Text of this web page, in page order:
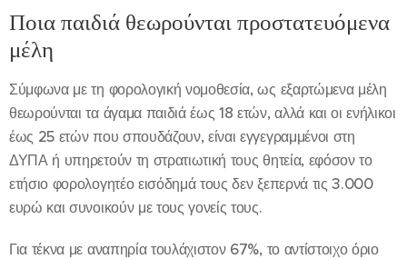
Ποια παιδιά θεωρούνται προστατευόμενα
μέλη
Σύμφωνα με τη φορολογική νομοθεσία, ως εξαρτώμενα μέλη
θεωρούνται τα άγαμα παιδιά έως 18 ετών, αλλά και οι ενήλικοι
έως 25 ετών που σπουδάζουν, είναι εγγεγραμμένοι στη
ΔΥΠΑ ή υπηρετούν τη στρατιωτική τους θητεία, εφόσον το
ετήσιο φορολογητέο εισόδημά τους δεν ξεπερνά τις 3.000
ευρώ και συνοικούν με τους γονείς τους.
Για τέκνα με αναπηρία τουλάχιστον 67%, το αντίστοιχο όριο